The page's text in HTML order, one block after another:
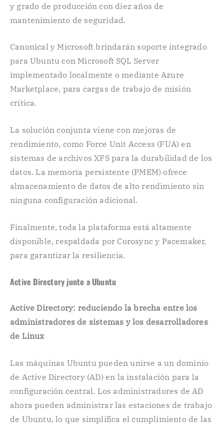
y grado de producción con diez años de
mantenimiento de seguridad.
Canonical y Microsoft brindarán soporte integrado
para Ubuntu con Microsoft SQL Server
implementado localmente o mediante Azure
Marketplace, para cargas de trabajo de misión
crítica.
La solución conjunta viene con mejoras de
rendimiento, como Force Unit Access (FUA) en
sistemas de archivos XFS para la durabilidad de los
datos. La memoria persistente (PMEM) ofrece
almacenamiento de datos de alto rendimiento sin
ninguna configuración adicional.
Finalmente, toda la plataforma está altamente
disponible, respaldada por Corosync y Pacemaker,
para garantizar la resiliencia.
Active Directory junto a Ubuntu
Active Directory: reduciendo la brecha entre los
administradores de sistemas y los desarrolladores
de Linux
Las máquinas Ubuntu pueden unirse a un dominio
de Active Directory (AD) en la instalación para la
configuración central. Los administradores de AD
ahora pueden administrar las estaciones de trabajo
de Ubuntu, lo que simplifica el cumplimiento de las